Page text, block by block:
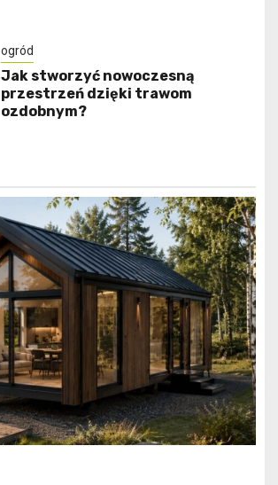
ogród
Jak stworzyć nowoczesną
przestrzeń dzięki trawom
ozdobnym?